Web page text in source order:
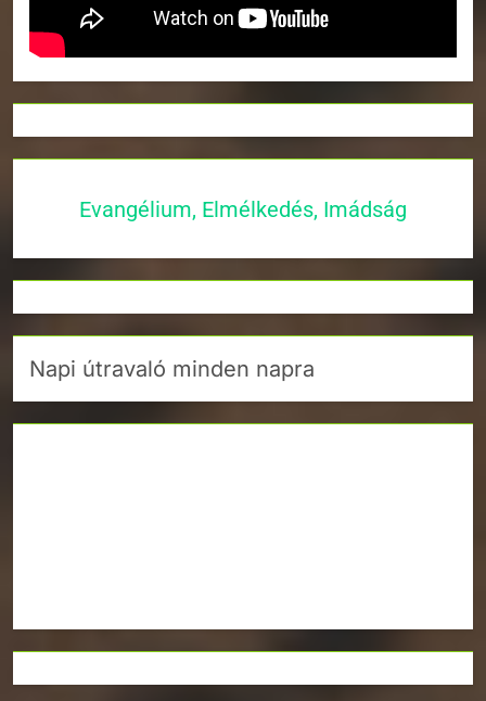
Evangélium, Elmélkedés, Imádság
Napi útravaló minden napra